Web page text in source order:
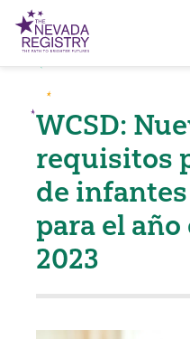
WCSD:
requisitos
de
para el año
2023